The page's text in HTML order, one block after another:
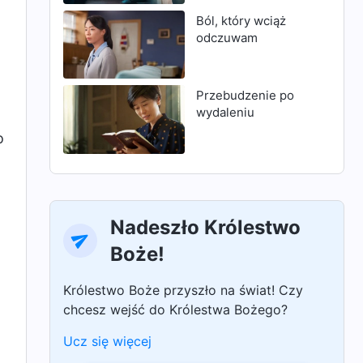
Ból, który wciąż
odczuwam
Przebudzenie po
wydaleniu
Nadeszło Królestwo
Boże!
Królestwo Boże przyszło na świat! Czy
chcesz wejść do Królestwa Bożego?
Ucz się więcej